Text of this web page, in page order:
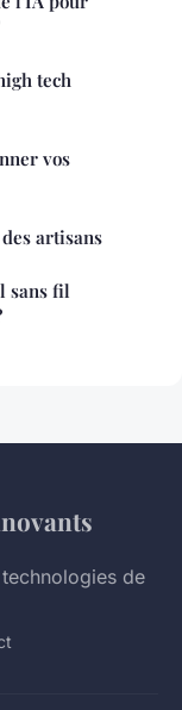
tech
vos
artisans
sans fil
de